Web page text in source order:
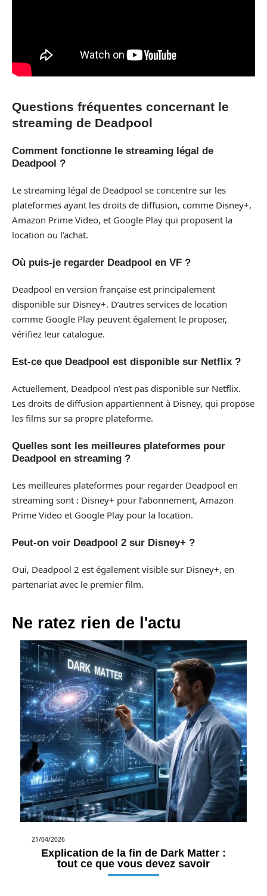
Questions fréquentes concernant le
streaming de Deadpool
Comment fonctionne le streaming légal de
Deadpool ?
Le streaming légal de Deadpool se concentre sur les
plateformes ayant les droits de diffusion, comme Disney+,
Amazon Prime Video, et Google Play qui proposent la
location ou l’achat.
Où puis-je regarder Deadpool en VF ?
Deadpool en version française est principalement
disponible sur Disney+. D’autres services de location
comme Google Play peuvent également le proposer,
vérifiez leur catalogue.
Est-ce que Deadpool est disponible sur Netflix ?
Actuellement, Deadpool n’est pas disponible sur Netflix.
Les droits de diffusion appartiennent à Disney, qui propose
les films sur sa propre plateforme.
Quelles sont les meilleures plateformes pour
Deadpool en streaming ?
Les meilleures plateformes pour regarder Deadpool en
streaming sont : Disney+ pour l’abonnement, Amazon
Prime Video et Google Play pour la location.
Peut-on voir Deadpool 2 sur Disney+ ?
Oui, Deadpool 2 est également visible sur Disney+, en
partenariat avec le premier film.
Ne ratez rien de l'actu
21/04/2026
Explication de la fin de Dark Matter :
tout ce que vous devez savoir